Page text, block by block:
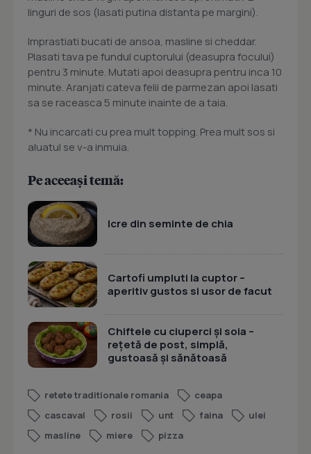
linguri de sos (lasati putina distanta pe margini).
Imprastiati bucati de ansoa, masline si cheddar.
Plasati tava pe fundul cuptorului (deasupra focului)
pentru 3 minute. Mutati apoi deasupra pentru inca 10
minute. Aranjati cateva felii de parmezan apoi lasati
sa se raceasca 5 minute inainte de a taia.
* Nu incarcati cu prea mult topping. Prea mult sos si
aluatul se v-a inmuia.
Pe aceeași temă:
Icre din seminte de chia
Cartofi umpluti la cuptor –
aperitiv gustos si usor de facut
Chiftele cu ciuperci și soia –
rețetă de post, simplă,
gustoasă și sănătoasă
retete traditionale romania
ceapa
cascaval
rosii unt faina
ulei
masline
miere pizza